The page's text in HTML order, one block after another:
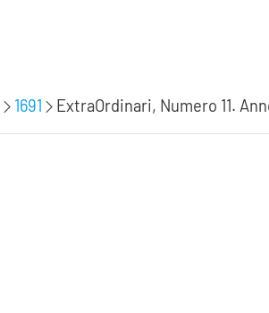
1691 ExtraOrdinari, Numero 11.